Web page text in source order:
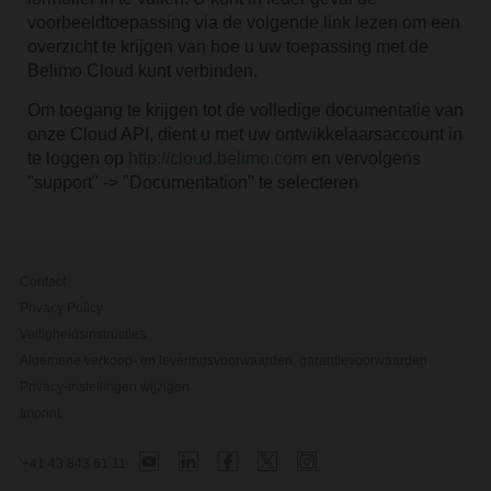
voorbeeldtoepassing via de volgende link lezen om een
overzicht te krijgen van hoe u uw toepassing met de
Belimo Cloud kunt verbinden.
Om toegang te krijgen tot de volledige documentatie van
onze Cloud API, dient u met uw ontwikkelaarsaccount in
te loggen op
en vervolgens
"support" -> "Documentation" te selecteren